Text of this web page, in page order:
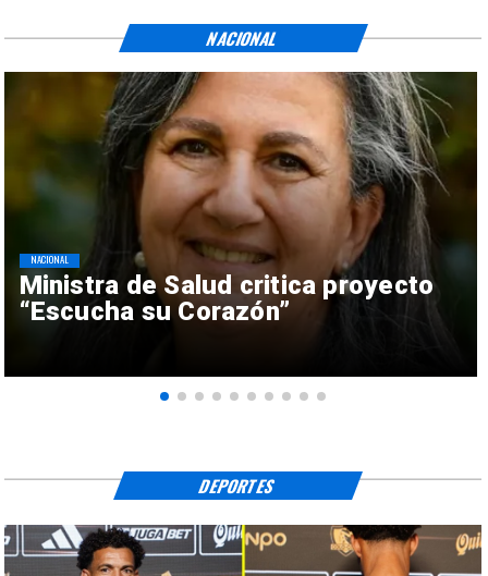
Ministra de Salud critica proyecto
“Escucha su Corazón”
NACIONAL
NACIONAL
DEPORTES